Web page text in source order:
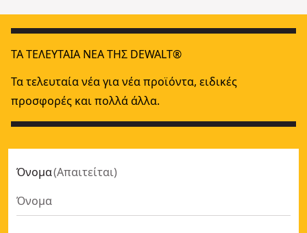
ΤΑ ΤΕΛΕΥΤΑΊΑ ΝΈΑ ΤΗΣ DEWALT®
Τα τελευταία νέα για νέα προϊόντα, ειδικές
προσφορές και πολλά άλλα.
Όνομα(Απαιτείται)